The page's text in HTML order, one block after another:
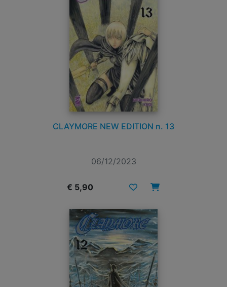
CLAYMORE NEW EDITION n. 13
06/12/2023
€ 5,90